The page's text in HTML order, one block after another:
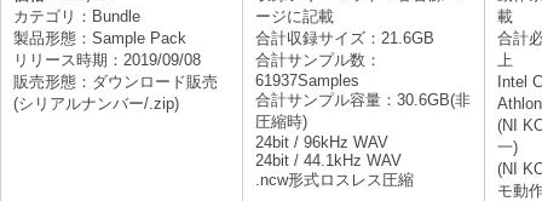
カテゴリ：Bundle
製品形態：Sample Pack
リリース時期：2019/09/08
販売形態：ダウンロード販売
(シリアルナンバー/.zip)
ージに記載
合計収録サイズ：21.6GB
合計サンプル数：
61937Samples
合計サンプル容量：30.6GB(非
圧縮時)
24bit / 96kHz WAV
24bit / 44.1kHz WAV
.ncw形式ロスレス圧縮
載
合計
上
Intel
(NI
一)
(NI
モ動